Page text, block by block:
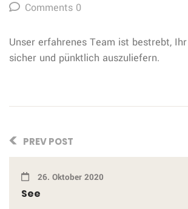
Comments 0
Unser erfahrenes Team ist bestrebt,
sicher und pünktlich auszuliefern.
PREV POST
26. Oktober 2020
See